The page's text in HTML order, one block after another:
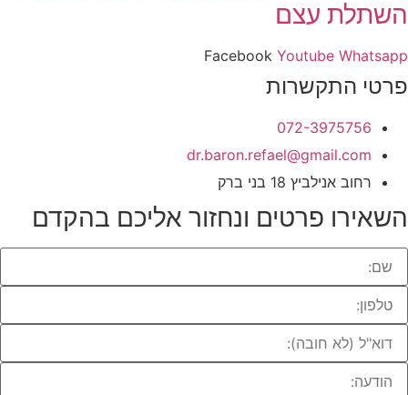
השתלת עצם
Facebook Youtube Whatsapp
פרטי התקשרות
072-3975756
dr.baron.refael@gmail.com
רחוב אנילביץ 18 בני ברק
השאירו פרטים ונחזור אליכם בהקדם​